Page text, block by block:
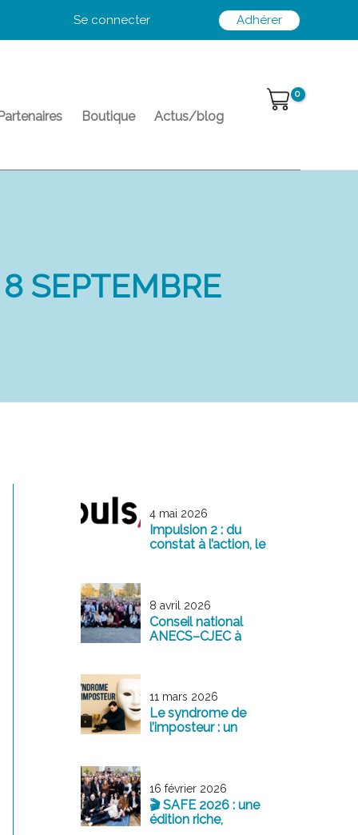
Se connecter Adhérer
Boutique Actus/blog
SEPTEMBRE
4 mai 2026
Impulsion 2 : du
constat à l’action, le
8 avril 2026
Conseil national
ANECS–CJEC à
service de la
profession
11 mars 2026
Le syndrome de
l’imposteur : un
16 février 2026
🎬 SAFE 2026 : une
édition riche,